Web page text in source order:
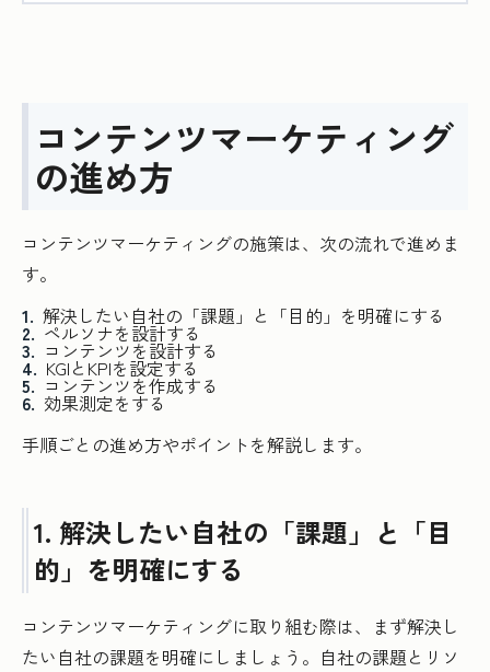
コンテンツマーケティング
の進め方
コンテンツマーケティングの施策は、次の流れで進めま
す。
解決したい自社の「課題」と「目的」を明確にする
ペルソナを設計する
コンテンツを設計する
KGIとKPIを設定する
コンテンツを作成する
効果測定をする
手順ごとの進め方やポイントを解説します。
1. 解決したい自社の「課題」と「目
的」を明確にする
コンテンツマーケティングに取り組む際は、まず解決し
たい自社の課題を明確にしましょう。自社の課題とリソ